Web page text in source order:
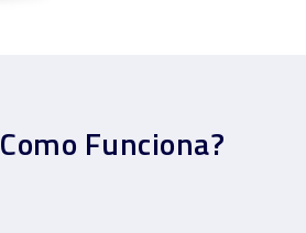
Como Funciona?